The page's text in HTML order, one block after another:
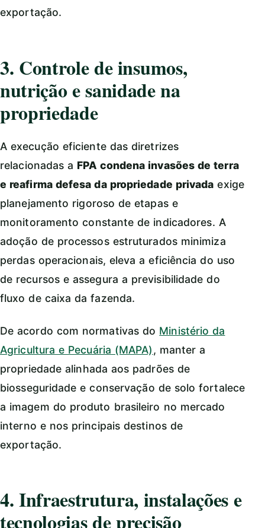
exportação.
3. Controle de insumos,
nutrição e sanidade na
propriedade
A execução eficiente das diretrizes
relacionadas a FPA condena invasões de terra
e reafirma defesa da propriedade privada exige
planejamento rigoroso de etapas e
monitoramento constante de indicadores. A
adoção de processos estruturados minimiza
perdas operacionais, eleva a eficiência do uso
de recursos e assegura a previsibilidade do
fluxo de caixa da fazenda.
De acordo com normativas do Ministério da
Agricultura e Pecuária (MAPA), manter a
propriedade alinhada aos padrões de
biosseguridade e conservação de solo fortalece
a imagem do produto brasileiro no mercado
interno e nos principais destinos de
exportação.
4. Infraestrutura, instalações e
tecnologias de precisão